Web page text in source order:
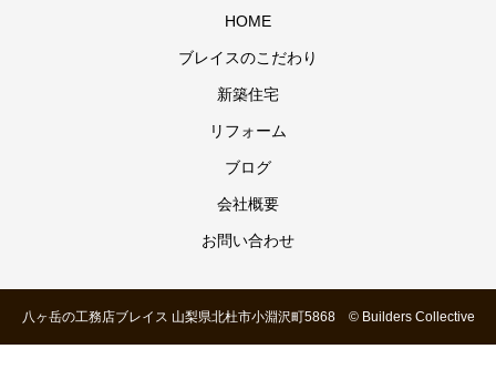
HOME
ブレイスのこだわり
新築住宅
リフォーム
ブログ
会社概要
お問い合わせ
八ヶ岳の工務店ブレイス 山梨県北杜市小淵沢町5868 © Builders Collective